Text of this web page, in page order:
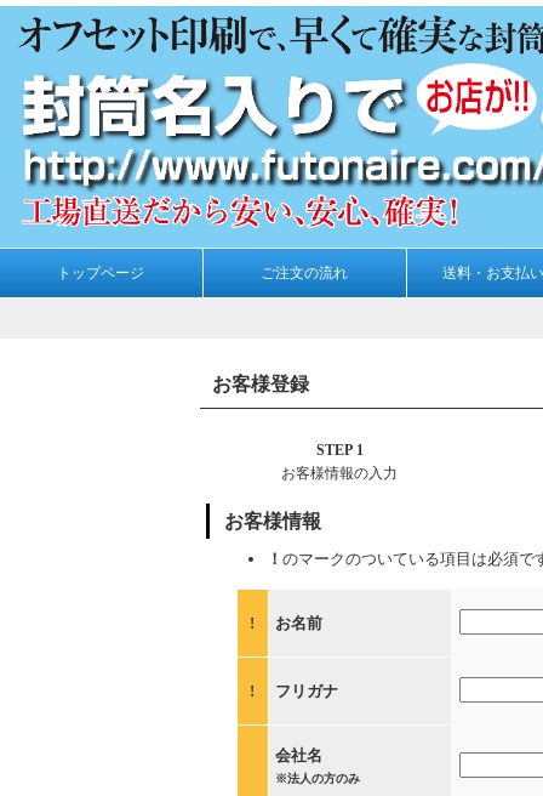
トップページ ご注文の流れ 送料・お支払
お客様登録
STEP 1
お客様情報の入力
お客様情報
！ のマークのついている項目は必須で
! お名前
! フリガナ
会社名
※法人の方のみ